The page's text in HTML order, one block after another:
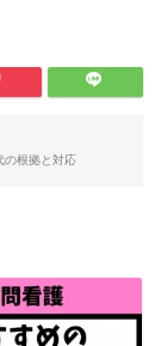
の根拠と対応